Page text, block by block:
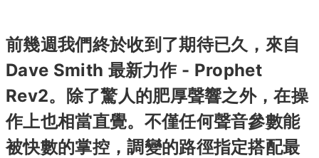
前幾週我們終於收到了期待已久，來自
Dave Smith 最新力作 - Prophet
Rev2。除了驚人的肥厚聲響之外，在操
作上也相當直覺。不僅任何聲音參數能
被快數的掌控，調變的路徑指定搭配最